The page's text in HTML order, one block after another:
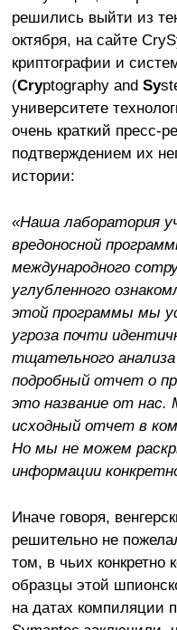
решились выйти из
октября, на сайте
криптографии и
(Cryptography and Sy
университете
очень краткий пресс-
подтверждением их
истории:
«Наша лаборатория
вредоносной
международного
углубленного
этой программы мы
угроза почти
тщательного
подробный отчет о
это название от нас.
исходный отчет в
Но мы не можем
информации
Иначе говоря,
решительно не
том, в чьих конкретно
образцы этой
на датах компиляции